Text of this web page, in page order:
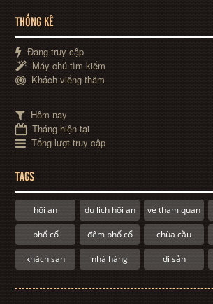
THỐNG KÊ
Đang truy cập
Máy chủ tìm kiếm
Khách viếng thăm
Hôm nay
Tháng hiện tại
Tổng lượt truy cập
TAGS
hội an du lịch hội an vé tham quan
phố cổ đêm phố cổ chùa cầu
khách sạn nhà hàng di sản